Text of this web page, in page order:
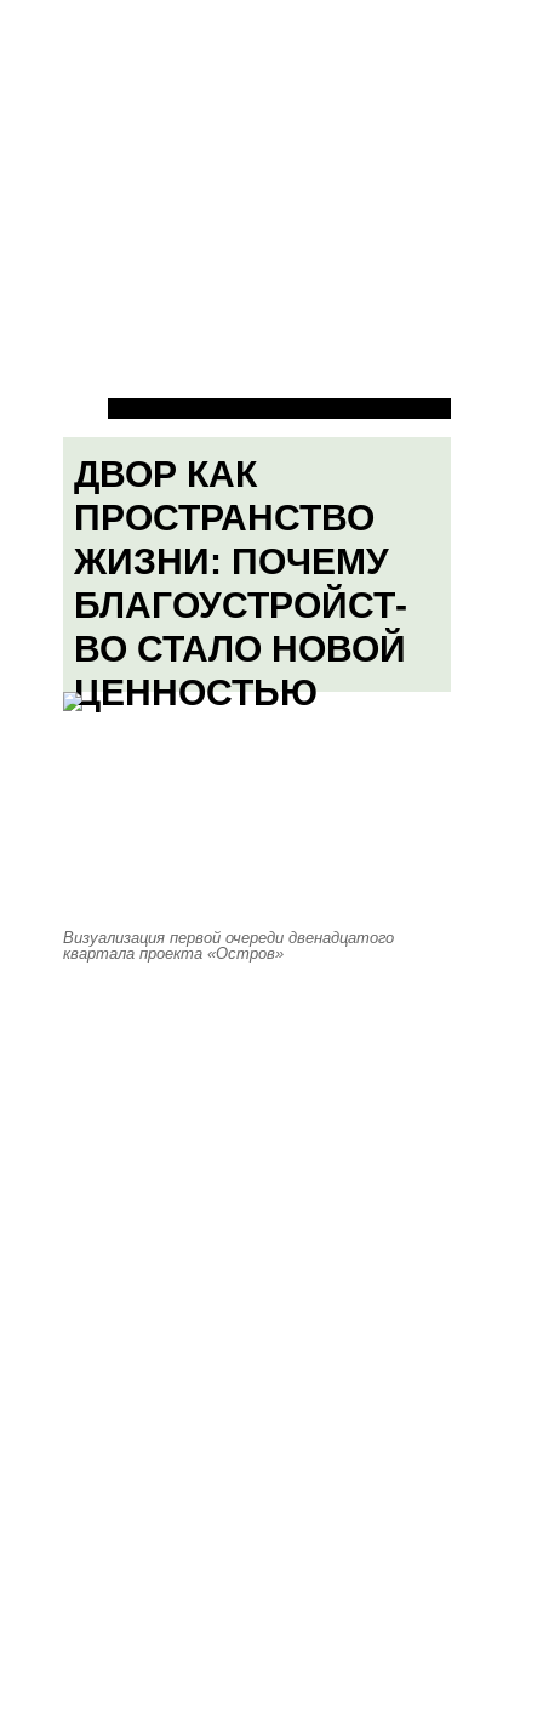
ДВОР КАК
ПРОСТРАНСТВО
ЖИЗНИ: ПОЧЕМУ
БЛАГОУСТРОЙСТ-
ВО СТАЛО НОВОЙ
ЦЕННОСТЬЮ
Визуализация первой очереди двенадцатого
квартала проекта «Остров»